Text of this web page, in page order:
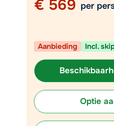
Mail naar info@chalet.be
€ 569 per
Aanbieding Incl.
Optie